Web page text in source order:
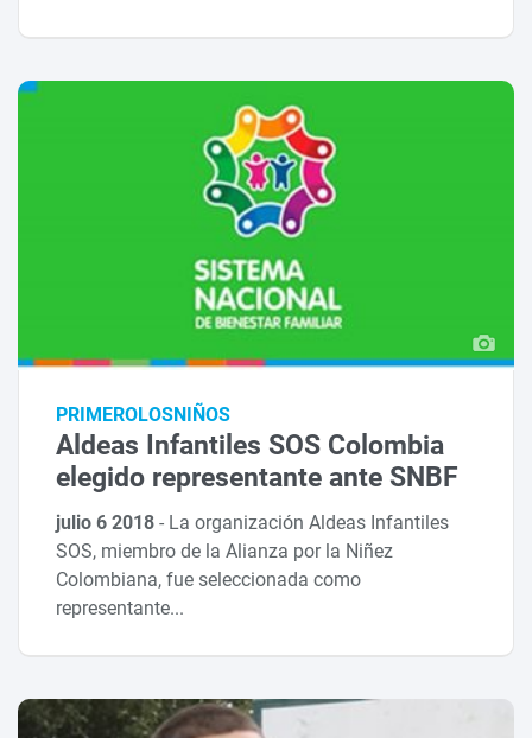
PRIMEROLOSNIÑOS
Aldeas Infantiles SOS Colombia
elegido representante ante SNBF
julio 6 2018- La organización Aldeas Infantiles
SOS, miembro de la Alianza por la Niñez
Colombiana, fue seleccionada como
representante...